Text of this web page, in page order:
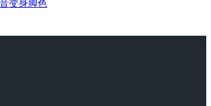
变身脚色